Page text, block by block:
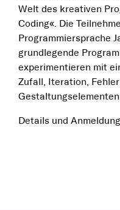
Welt des kreativen
Coding«. Die
Programmiersprache
grundlegende
experimentieren mit
Zufall, Iteration,
Gestaltungselementen
Details und